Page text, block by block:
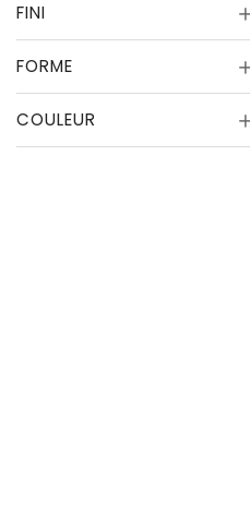
FINI
FORME
COULEUR